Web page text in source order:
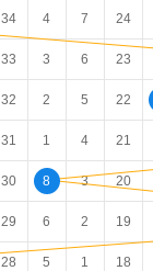
34 4 7 24
33 3 6 23
32 2 5 22
31 1 4 21
30 8 3 20
29 6 2 19
28 5 1 18